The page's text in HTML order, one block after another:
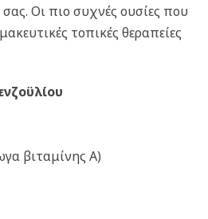
Οι πιο συχνές ουσίες που
τοπικές θεραπείες
βιταμίνης Α)